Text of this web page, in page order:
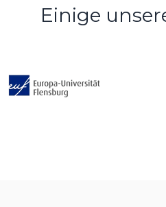
Einige